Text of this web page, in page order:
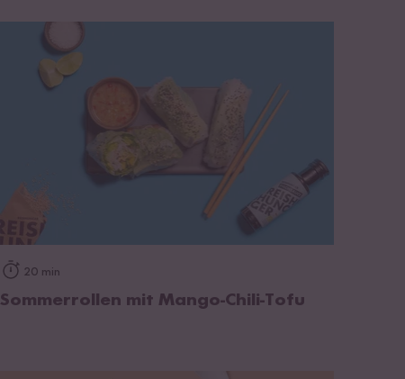
20 min
Sommerrollen mit Mango-Chili-Tofu